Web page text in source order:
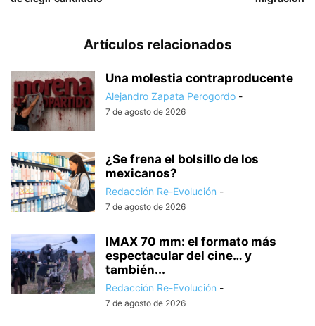
Artículos relacionados
Una molestia contraproducente
Alejandro Zapata Perogordo -
7 de agosto de 2026
¿Se frena el bolsillo de los
mexicanos?
Redacción Re-Evolución -
7 de agosto de 2026
IMAX 70 mm: el formato más
espectacular del cine… y
también...
Redacción Re-Evolución -
7 de agosto de 2026